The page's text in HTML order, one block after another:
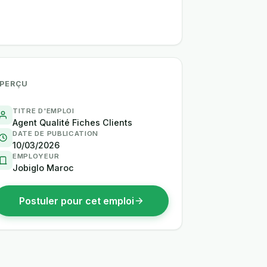
TITRE D'EMPLOI
Agent Qualité Fiches Clients
DATE DE PUBLICATION
10/03/2026
EMPLOYEUR
Jobiglo Maroc
Postuler pour cet emploi